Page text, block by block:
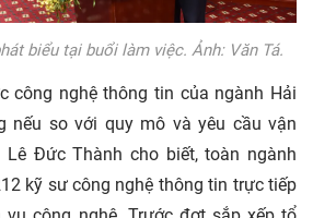
biểu tại buổi làm việc. Ảnh: Văn Tá.
công nghệ thông tin của ngành Hải
nếu so với quy mô và yêu cầu vận
Lê Đức Thành cho biết, toàn ngành
kỹ sư công nghệ thông tin trực tiếp